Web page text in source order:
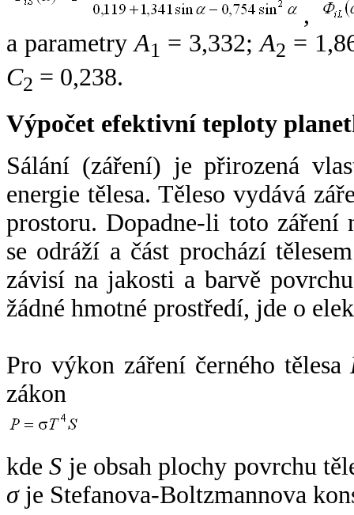
,
a parametryA1 = 3,332;A2 =
C2 = 0,238.
Výpočet efektivní teploty
Sálání (záření) je přirozená
energie tělesa. Těleso vydává
prostoru. Dopadne-li toto záření
se odráží a část prochází
závisí na jakosti a barvě
žádné hmotné prostředí, jde o
Pro výkon záření černého tělesa
zákon
kdeS je obsah plochy povrchu
σje Stefanova-Boltzmannova